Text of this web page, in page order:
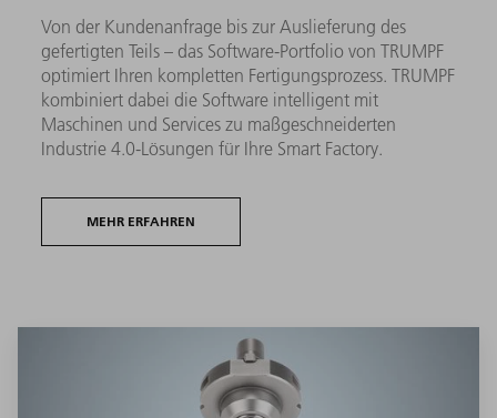
Von der Kundenanfrage bis zur Auslieferung des
gefertigten Teils – das Software-Portfolio von TRUMPF
optimiert Ihren kompletten Fertigungsprozess. TRUMPF
kombiniert dabei die Software intelligent mit
Maschinen und Services zu maßgeschneiderten
Industrie 4.0-Lösungen für Ihre Smart Factory.
MEHR ERFAHREN